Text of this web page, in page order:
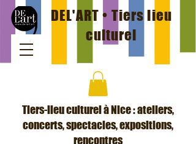
DEL'ART • Tiers lieu
culturel
Tiers-lieu culturel à Nice : ateliers,
concerts, spectacles, expositions,
rencontres